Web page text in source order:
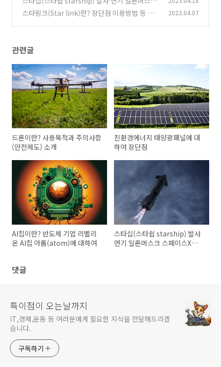
스페이스X에 대하여 (0)
스타링크(Star link)란? 장단점 이용방법 등 소
2023.04.07
관련글
드론이란? 사용목적과 주의사항
(안전제도) 소개
친환경에너지 태양광패널에 대
하여 장단점
AI칩이란? 반도체 기업 리벨리
온 AI칩 아톰(atom)에 대하여
스타십(스타쉽 starship) 발사
연기 일론머스크 스페이스X에
댓글
특이점이 오는날까지
IT,경제,운동 등 여러분에게 필요한 지식을 전달해드리겠
습니다.
구독하기